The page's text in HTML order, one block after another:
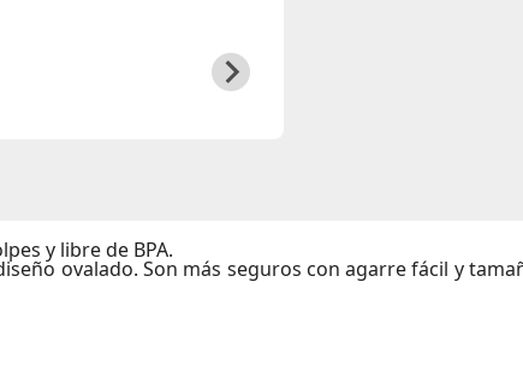
y libre de BPA.
ovalado. Son más seguros con agarre fácil y